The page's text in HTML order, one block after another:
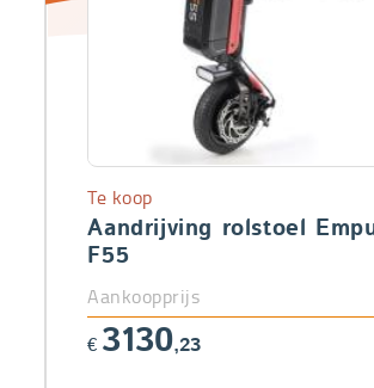
Aandrijving rolstoel
F55
Te koop
Aankoopprijs
€ 3130,23